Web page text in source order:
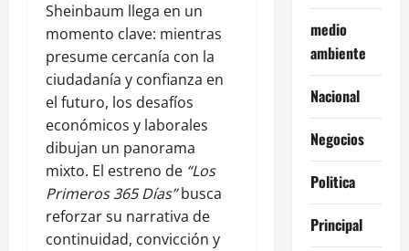
Sheinbaum llega en un
momento clave: mientras
presume cercanía con la
ciudadanía y confianza en
el futuro, los desafíos
económicos y laborales
dibujan un panorama
mixto. El estreno de “Los
Primeros 365 Días”busca
reforzar su narrativa de
continuidad, convicción y
medio
ambiente
Nacional
Negocios
Politica
Principal